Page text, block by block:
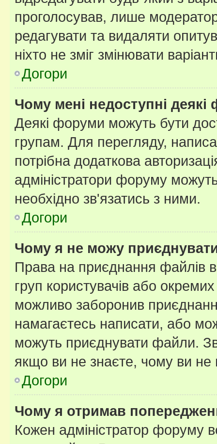
проголосував, лише
редагувати та видаляти
ніхто не зміг змінювати
Догори
Чому мені недоступні
Деякі форуми можуть бути
групам. Для перегляду,
потрібна додаткова
адміністратори форуму
необхідно зв'язатись з ними.
Догори
Чому я не можу
Права на приєднання файлів
груп користувачів або
можливо заборонив
намагаєтесь написати, або
можуть приєднувати файли.
якщо ви не знаєте, чому ви
Догори
Чому я отримав
Кожен адміністратор форуму